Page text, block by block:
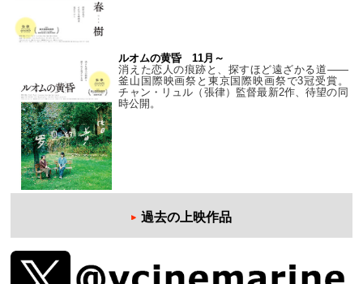
ルオムの黄昏 11月～
消えた恋人の痕跡と、探すほど遠ざかる道——
釜山国際映画祭と東京国際映画祭で3冠受賞。
チャン・リュル（張律）監督最新2作、待望の同
時公開。
過去の上映作品